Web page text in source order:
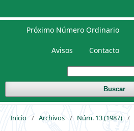
Próximo Número Ordinario
Avisos Contacto
Buscar
Inicio / Archivos / Núm. 13 (1987) /